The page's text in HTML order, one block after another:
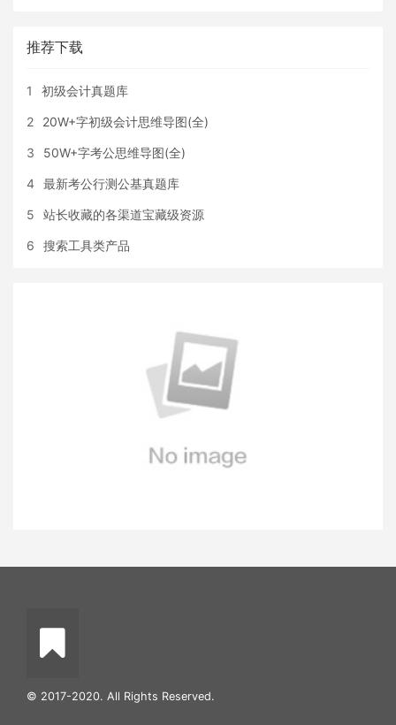
推荐下载
1 初级会计真题库
2 20W+字初级会计思维导图(全)
3 50W+字考公思维导图(全)
4 最新考公行测公基真题库
5 站长收藏的各渠道宝藏级资源
6 搜索工具类产品
© 2017-2020. All Rights Reserved.